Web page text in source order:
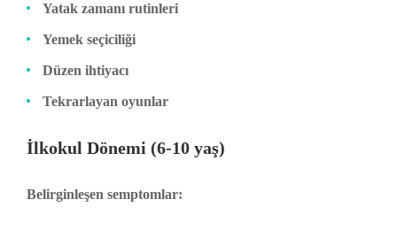
Yatak zamanı rutinleri
Yemek seçiciliği
Düzen ihtiyacı
Tekrarlayan oyunlar
İlkokul Dönemi (6-10 yaş)
Belirginleşen semptomlar: